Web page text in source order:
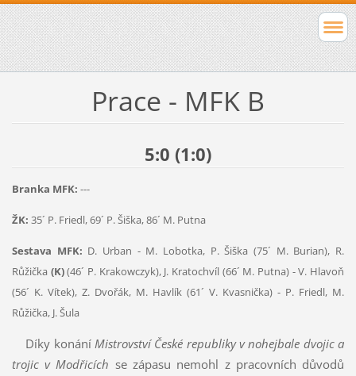
Prace - MFK B
5:0 (1:0)
Branka MFK: ---
ŽK: 35´ P. Friedl, 69´ P. Šiška, 86´ M. Putna
Sestava MFK: D. Urban - M. Lobotka, P. Šiška (75´ M. Burian), R.
Růžička (K)(46´ P. Krakowczyk), J. Kratochvíl (66´ M. Putna) - V. Hlavoň
(56´ K. Vítek), Z. Dvořák, M. Havlík (61´ V. Kvasnička) - P. Friedl, M.
Růžička, J. Šula
Díky konání Mistrovství České republiky v nohejbale dvojic a
trojic v Modřicích se zápasu nemohl z pracovních důvodů